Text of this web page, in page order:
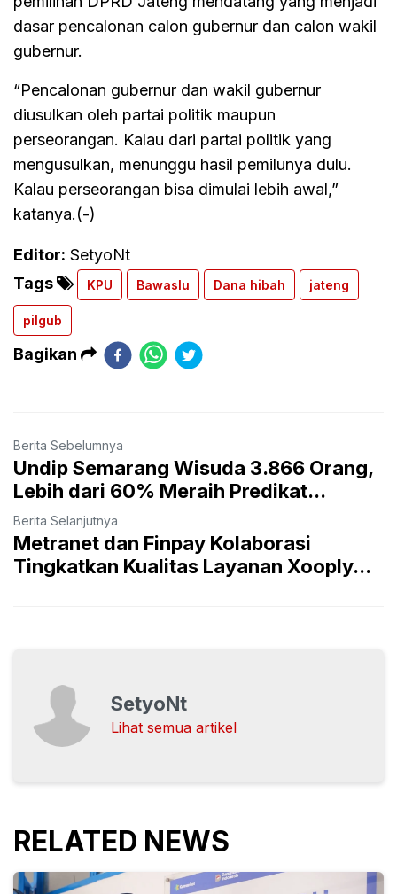
dasar pencalonan calon gubernur dan calon wakil
gubernur.
“Pencalonan gubernur dan wakil gubernur
diusulkan oleh partai politik maupun
perseorangan. Kalau dari partai politik yang
mengusulkan, menunggu hasil pemilunya dulu.
Kalau perseorangan bisa dimulai lebih awal,”
katanya.(-)
Editor: SetyoNt
Tags
KPU Bawaslu Dana hibah jateng
pilgub
Bagikan
Berita Sebelumnya
Undip Semarang Wisuda 3.866 Orang,
Lebih dari 60% Meraih Predikat...
Berita Selanjutnya
Metranet dan Finpay Kolaborasi
Tingkatkan Kualitas Layanan Xooply...
SetyoNt
Lihat semua artikel
RELATED NEWS